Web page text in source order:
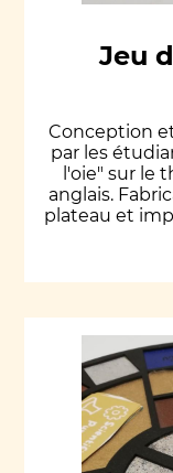
Jeu
Conception
par les
l'oie" sur le
anglais.
plateau et